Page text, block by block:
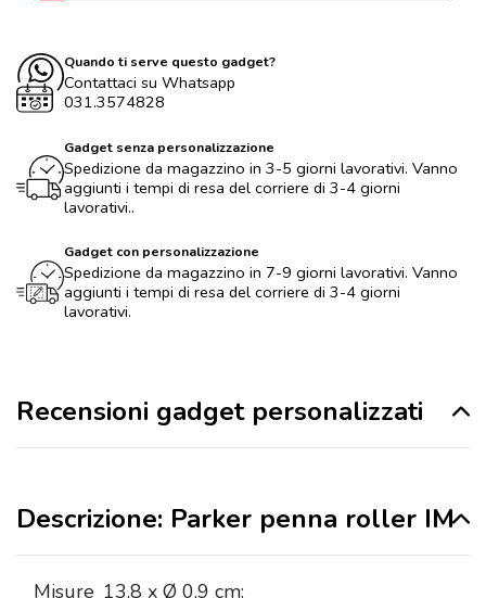
Quando ti serve questo gadget?
Contattaci su Whatsapp
031.3574828
Gadget senza personalizzazione
Spedizione da magazzino in 3-5 giorni lavorativi. Vanno
aggiunti i tempi di resa del corriere di 3-4 giorni
lavorativi..
Gadget con personalizzazione
Spedizione da magazzino in 7-9 giorni lavorativi. Vanno
aggiunti i tempi di resa del corriere di 3-4 giorni
lavorativi.
Recensioni gadget personalizzati
Descrizione: Parker penna roller IM
Misure 13,8 x Ø 0,9 cm: